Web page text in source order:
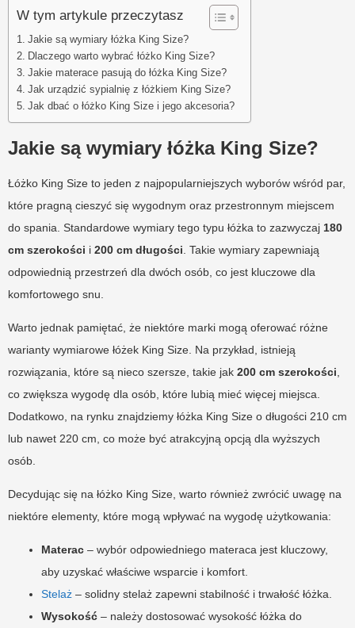
W tym artykule przeczytasz
Jakie są wymiary łóżka King Size?
Dlaczego warto wybrać łóżko King Size?
Jakie materace pasują do łóżka King Size?
Jak urządzić sypialnię z łóżkiem King Size?
Jak dbać o łóżko King Size i jego akcesoria?
Jakie są wymiary łóżka King Size?
Łóżko King Size to jeden z najpopularniejszych wyborów wśród par,
które pragną cieszyć się wygodnym oraz przestronnym miejscem
do spania. Standardowe wymiary tego typu łóżka to zazwyczaj 180
cm szerokości i 200 cm długości . Takie wymiary zapewniają
odpowiednią przestrzeń dla dwóch osób, co jest kluczowe dla
komfortowego snu.
Warto jednak pamiętać, że niektóre marki mogą oferować różne
warianty wymiarowe łóżek King Size. Na przykład, istnieją
rozwiązania, które są nieco szersze, takie jak 200 cm szerokości
co zwiększa wygodę dla osób, które lubią mieć więcej miejsca.
Dodatkowo, na rynku znajdziemy łóżka King Size o długości 210 cm
lub nawet 220 cm, co może być atrakcyjną opcją dla wyższych
osób.
Decydując się na łóżko King Size, warto również zwrócić uwagę na
niektóre elementy, które mogą wpływać na wygodę użytkowania:
Materac – wybór odpowiedniego materaca jest kluczowy,
aby uzyskać właściwe wsparcie i komfort.
Stelaż – solidny stelaż zapewni stabilność i trwałość łóżka.
Wysokość – należy dostosować wysokość łóżka do